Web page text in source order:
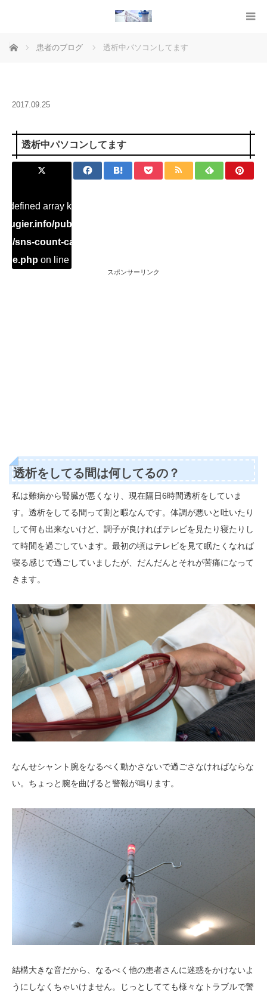
ホーム 患者のブログ 透析中パソコンしてます
2017.09.25
透析中パソコンしてます
array key "Twitter" in
public_html/dialysis/wp-
sns-count-cache/sns-count-
on line
スポンサーリンク
透析をしてる間は何してるの？
私は難病から腎臓が悪くなり、現在隔日6時間透析をしていま
す。透析をしてる間って割と暇なんです。体調が悪いと吐いたり
して何も出来ないけど、調子が良ければテレビを見たり寝たりし
て時間を過ごしています。最初の頃はテレビを見て眠たくなれば
寝る感じで過ごしていましたが、だんだんとそれが苦痛になって
きます。
なんせシャント腕をなるべく動かさないで過ごさなければならな
い。ちょっと腕を曲げると警報が鳴ります。
結構大きな音だから、なるべく他の患者さんに迷惑をかけないよ
うにしなくちゃいけません。じっとしてても様々なトラブルで警